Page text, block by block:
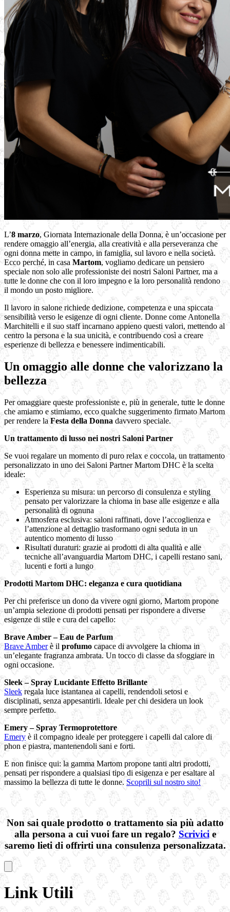
L’8 marzo, Giornata Internazionale della Donna, è un’occasione per
rendere omaggio all’energia, alla creatività e alla perseveranza che
ogni donna mette in campo, in famiglia, sul lavoro e nella società.
Ecco perché, in casa Martom, vogliamo dedicare un pensiero
speciale non solo alle professioniste dei nostri Saloni Partner, ma a
tutte le donne che con il loro impegno e la loro personalità rendono
il mondo un posto migliore.
Il lavoro in salone richiede dedizione, competenza e una spiccata
sensibilità verso le esigenze di ogni cliente. Donne come Antonella
Marchitelli e il suo staff incarnano appieno questi valori, mettendo al
centro la persona e la sua unicità, e contribuendo così a creare
esperienze di bellezza e benessere indimenticabili.
Un omaggio alle donne che valorizzano la
bellezza
Per omaggiare queste professioniste e, più in generale, tutte le donne
che amiamo e stimiamo, ecco qualche suggerimento firmato Martom
per rendere laFesta della Donna davvero speciale.
Un trattamento di lusso nei nostri Saloni Partner
Se vuoi regalare un momento di puro relax e coccola, un trattamento
personalizzato in uno dei Saloni Partner Martom DHC è la scelta
ideale:
Esperienza su misura: un percorso di consulenza e styling
pensato per valorizzare la chioma in base alle esigenze e alla
personalità di ognuna
Atmosfera esclusiva: saloni raffinati, dove l’accoglienza e
l’attenzione al dettaglio trasformano ogni seduta in un
autentico momento di lusso
Risultati duraturi: grazie ai prodotti di alta qualità e alle
tecniche all’avanguardia Martom DHC, i capelli restano sani,
lucenti e forti a lungo
Prodotti Martom DHC: eleganza e cura quotidiana
Per chi preferisce un dono da vivere ogni giorno, Martom propone
un’ampia selezione di prodotti pensati per rispondere a diverse
esigenze di stile e cura del capello:
Brave Amber – Eau de Parfum
Brave Amberè il profumo capace di avvolgere la chioma in
un’elegante fragranza ambrata. Un tocco di classe da sfoggiare in
ogni occasione.
Sleek – Spray Lucidante Effetto Brillante
Sleek regala luce istantanea ai capelli, rendendoli setosi e
disciplinati, senza appesantirli. Ideale per chi desidera un look
sempre perfetto.
Emery – Spray Termoprotettore
Emery è il compagno ideale per proteggere i capelli dal calore di
phon e piastra, mantenendoli sani e forti.
E non finisce qui: la gamma Martom propone tanti altri prodotti,
pensati per rispondere a qualsiasi tipo di esigenza e per esaltare al
massimo la bellezza di tutte le donne. Scoprili sul nostro sito!
Non sai quale prodotto o trattamento sia più adatto
alla persona a cui vuoi fare un regalo? Scrivicie
saremo lieti di offrirti una consulenza personalizzata.
Link Utili